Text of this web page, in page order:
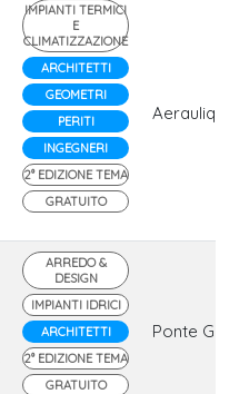
IMPIANTI TERMICI
E
CLIMATIZZAZIONE
ARCHITETTI
GEOMETRI
PERITI
INGEGNERI
2° EDIZIONE TEMA
GRATUITO
Aerauliqa
ARREDO &
DESIGN
IMPIANTI IDRICI
ARCHITETTI
2° EDIZIONE TEMA
GRATUITO
Ponte Giulio